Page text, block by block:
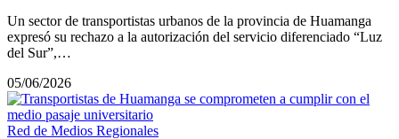
Un sector de transportistas urbanos de la provincia de Huamanga
expresó su rechazo a la autorización del servicio diferenciado “Luz
del Sur”,…
05/06/2026
Red de Medios Regionales